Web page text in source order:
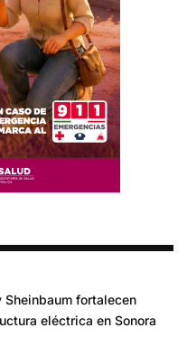
Sheinbaum fortalecen
eléctrica en Sonora